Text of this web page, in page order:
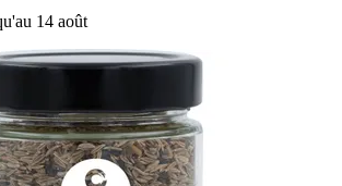
14 août